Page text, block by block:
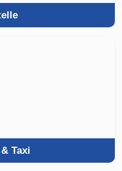
Taxi